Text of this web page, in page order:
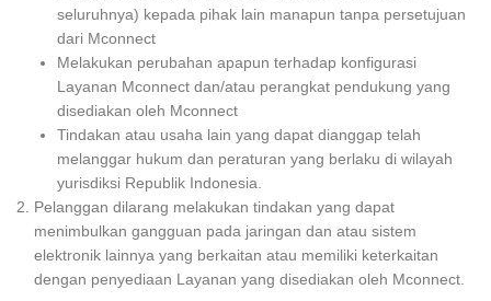
seluruhnya) kepada pihak lain manapun tanpa persetujuan
dari Mconnect
Melakukan perubahan apapun terhadap konfigurasi
Layanan Mconnect dan/atau perangkat pendukung yang
disediakan oleh Mconnect
Tindakan atau usaha lain yang dapat dianggap telah
melanggar hukum dan peraturan yang berlaku di wilayah
yurisdiksi Republik Indonesia.
Pelanggan dilarang melakukan tindakan yang dapat
menimbulkan gangguan pada jaringan dan atau sistem
elektronik lainnya yang berkaitan atau memiliki keterkaitan
dengan penyediaan Layanan yang disediakan oleh Mconnect.